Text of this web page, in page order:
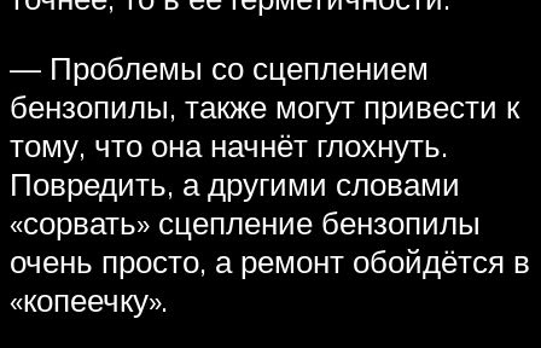
— Проблемы со сцеплением
бензопилы, также могут привести к
тому, что она начнёт глохнуть.
Повредить, а другими словами
«сорвать» сцепление бензопилы
очень просто, а ремонт обойдётся в
«копеечку».